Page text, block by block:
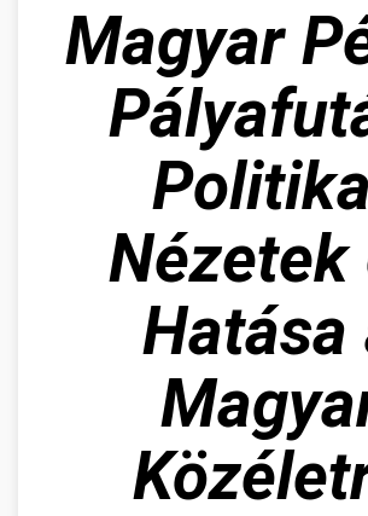
Magyar
Nézetek
Hatása